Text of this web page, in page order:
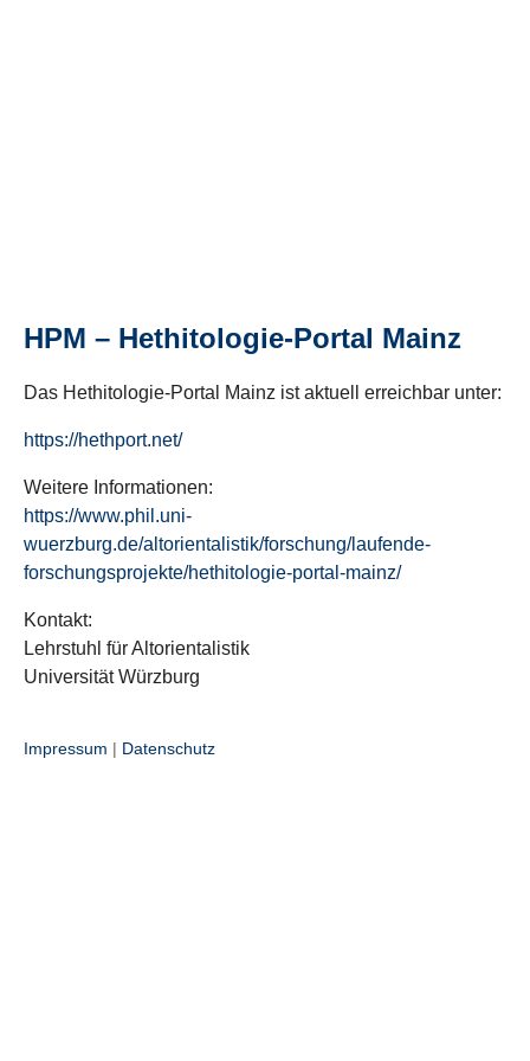
HPM – Hethitologie-Portal Mainz
Das Hethitologie-Portal Mainz ist aktuell erreichbar unter:
https://hethport.net/
Weitere Informationen:
https://www.phil.uni-
wuerzburg.de/altorientalistik/forschung/laufende-
forschungsprojekte/hethitologie-portal-mainz/
Kontakt:
Lehrstuhl für Altorientalistik
Universität Würzburg
Impressum | Datenschutz